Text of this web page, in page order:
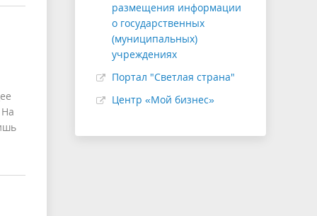
размещения информации
о государственных
(муниципальных)
учреждениях
Портал "Светлая страна"
Центр «Мой бизнес»